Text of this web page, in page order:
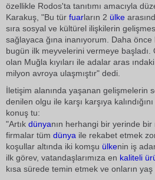
özellikle Rodos'ta tanıtımı amacıyla
Karakuş, "Bu tür fuarların 2 ülke
sıra sosyal ve kültürel ilişkilerin
sağlayaca ğına inanıyorum. Daha önce
bugün ilk meyvelerini vermeye başladı.
olan Muğla kıyıları ile adalar aras
milyon avroya ulaşmıştır" dedi.
İletişim alanında yaşanan gelişmelerin
denilen olgu ile karşı karşıya
konuş tu:
"Artık dünyanın herhangi bir yerinde
firmalar tüm dünya ile rekabet etmek
koşullar altında iki komşu ülkenin iş
ilk görev, vatandaşlarımıza en kaliteli
kısa sürede temin etmek ve onların